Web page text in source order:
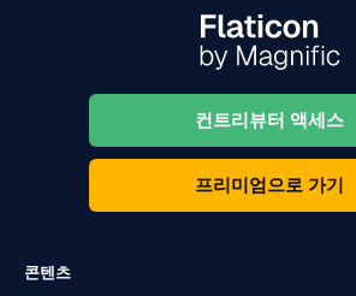
컨트리뷰터 액세스
프리미엄으로 가기
콘텐츠